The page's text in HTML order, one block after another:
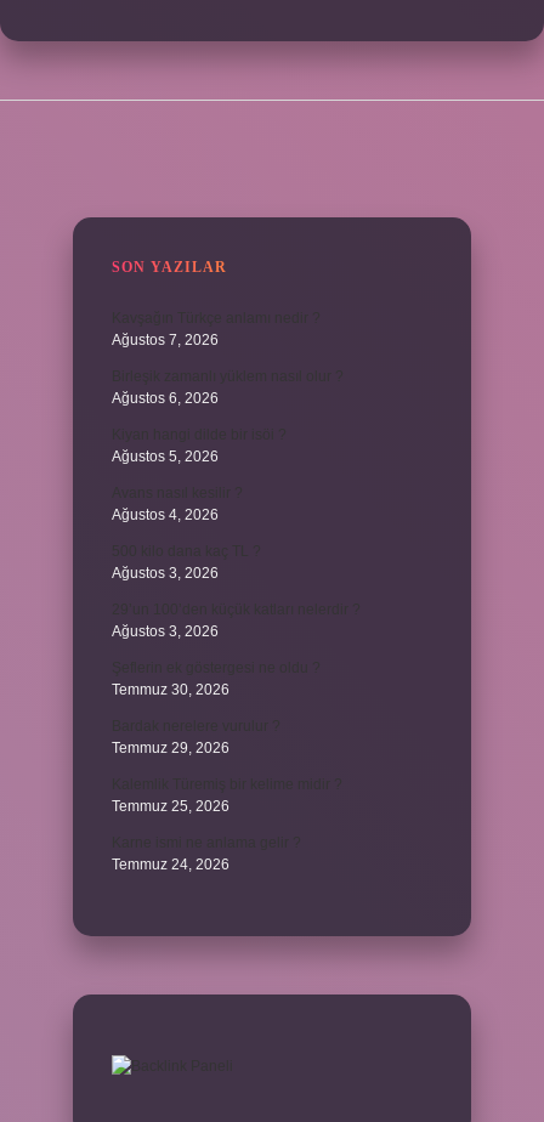
SON YAZILAR
Ağustos 7, 2026
Ağustos 6, 2026
Ağustos 5, 2026
Ağustos 4, 2026
Ağustos 3, 2026
Ağustos 3, 2026
Temmuz 30, 2026
Temmuz 29, 2026
Temmuz 25, 2026
Temmuz 24, 2026